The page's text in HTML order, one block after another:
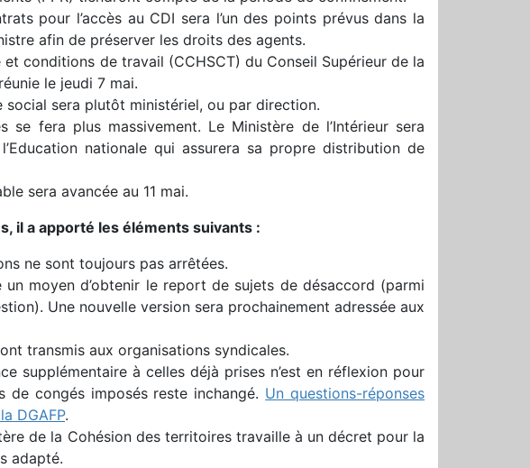
pour l’accès au CDI sera l’un des points prévus dans la
afin de préserver les droits des agents.
conditions de travail (CCHSCT) du Conseil Supérieur de la
le jeudi 7 mai.
sera plutôt ministériel, ou par direction.
se fera plus massivement. Le Ministère de l’Intérieur sera
nationale qui assurera sa propre distribution de
sera avancée au 11 mai.
il a apporté les éléments suivants :
ne sont toujours pas arrêtées.
moyen d’obtenir le report de sujets de désaccord (parmi
Une nouvelle version sera prochainement adressée aux
transmis aux organisations syndicales.
supplémentaire à celles déjà prises n’est en réflexion pour
de congés imposés reste inchangé. Un questions-réponses
DGAFP.
de la Cohésion des territoires travaille à un décret pour la
adapté.